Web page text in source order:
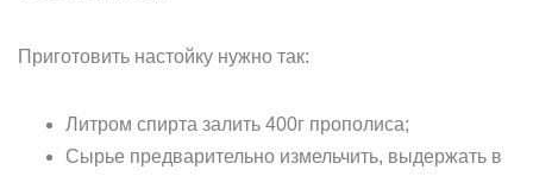
Приготовить настойку нужно так:
Литром спирта залить 400г прополиса;
Сырье предварительно измельчить, выдержать в